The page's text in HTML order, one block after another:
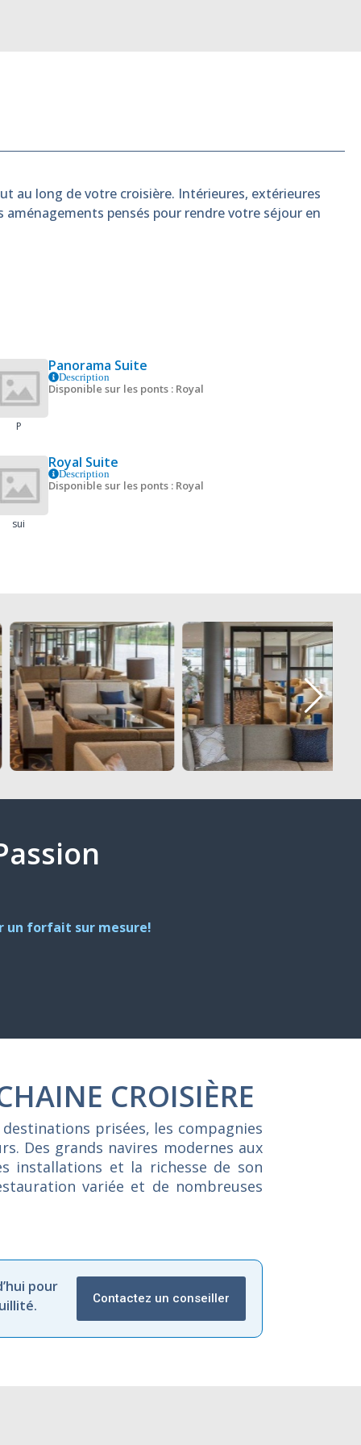
au long de votre croisière. Intérieures, extérieures
aménagements pensés pour rendre votre séjour en
P
Panorama Suite
Description
Disponible sur les ponts : Royal
sui
Royal Suite
Description
Disponible sur les ponts : Royal
un forfait sur mesure!
CROISIÈRE
prisées, les compagnies
Des grands navires modernes aux
installations et la richesse de son
variée et de nombreuses
pour
Contactez un conseiller